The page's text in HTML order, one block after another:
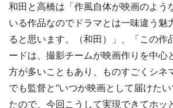
和田と高橋は「作風自体が映画のよう
いる作品なのでドラマとは一味違う魅
ると思います。（和田）」、「この作
ードは、撮影チームが映画作りを中心
方が多いこともあり、ものすごくシネ
でも監督と“いつか映画として届けた
たので、今回こうして実現できてホッ